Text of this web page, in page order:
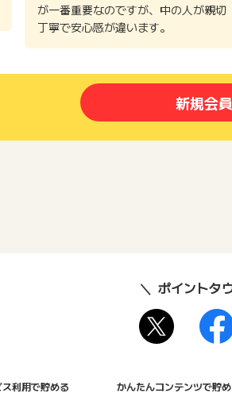
が一番重要なのですが、中の人が親切
丁寧で安心感が違います。
新規会
ポイントタ
利用で貯める かんたんコンテンツで貯